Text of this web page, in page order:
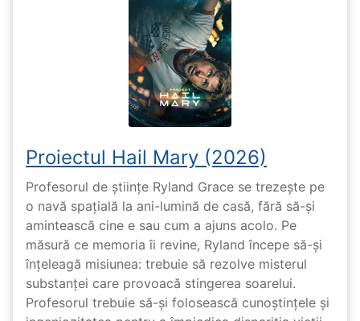
Proiectul Hail Mary (2026)
Profesorul de științe Ryland Grace se trezește pe
o navă spațială la ani-lumină de casă, fără să-și
amintească cine e sau cum a ajuns acolo. Pe
măsură ce memoria îi revine, Ryland începe să-și
înțeleagă misiunea: trebuie să rezolve misterul
substanței care provoacă stingerea soarelui.
Profesorul trebuie să-și folosească cunoștințele și